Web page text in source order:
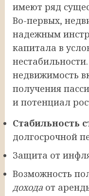
имеют ряд
Во-первых,
надежным
капитала в
недвижимость
получения
и потенциал
Стабильность
долгосрочной
Защита от
Возможность
дохода от